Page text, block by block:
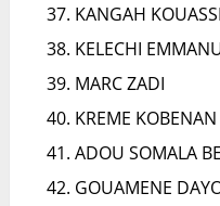
KANGAH
KELECHI
MARC ZADI
KREME KOBENAN
ADOU SOMALA
GOUAMENE